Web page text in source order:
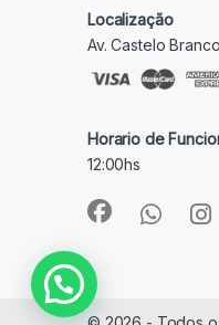
Localização
Av. Castelo
Horario de
12:00hs